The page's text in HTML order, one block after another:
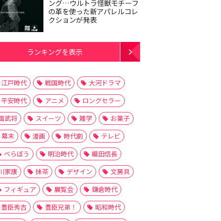
ング…ウルトラ怪獣モチーフ
の革を使った新アパレルコレ
クションが発表
ランキングを表示
江戸時代 戦国時代
大河ドラマ
平安時代
アニメ
ロングセラー
武将
スイーツ 雑学
お菓子
幕末
漫画 時代劇
テレビ
べらぼう
明治時代
織田信長
家康
抹茶 デザイン
文房具
フィギュア
展覧会
鎌倉時代
豊臣秀吉
豊臣兄弟！
昭和時代